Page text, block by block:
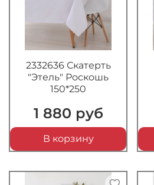
2332636 Скатерть
"Этель" Роскошь
150*250
1 880 руб
В корзину